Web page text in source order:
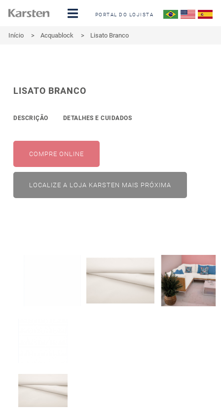
PORTAL DO LOJISTA
Início > Acquablock > Lisato Branco
LISATO BRANCO
DESCRIÇÃO DETALHES E CUIDADOS
COMPRE ONLINE
LOCALIZE A LOJA KARSTEN MAIS PRÓXIMA